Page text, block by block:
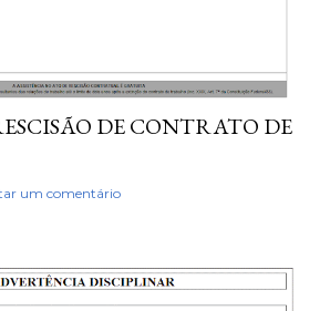
DE CONTRATO DE
um comentário